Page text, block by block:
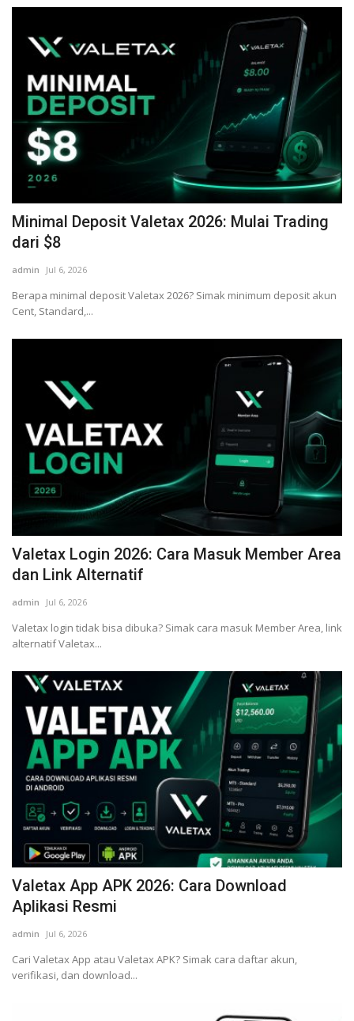
Minimal Deposit Valetax 2026: Mulai Trading
dari $8
admin Jul 6, 2026
Berapa minimal deposit Valetax 2026? Simak minimum deposit akun
Cent, Standard,...
Valetax Login 2026: Cara Masuk Member Area
dan Link Alternatif
admin Jul 6, 2026
Valetax login tidak bisa dibuka? Simak cara masuk Member Area, link
alternatif Valetax...
Valetax App APK 2026: Cara Download
Aplikasi Resmi
admin Jul 6, 2026
Cari Valetax App atau Valetax APK? Simak cara daftar akun,
verifikasi, dan download...